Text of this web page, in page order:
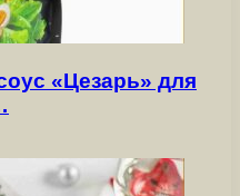
«Цезарь» для